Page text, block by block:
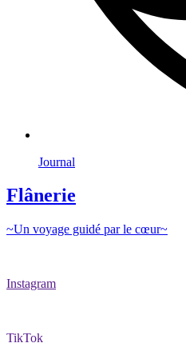
Journal
Flânerie
~Un voyage guidé par le cœur~
Instagram
TikTok